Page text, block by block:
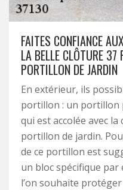
FAITES CONFIANCE
LA BELLE CLÔTURE 37
PORTILLON DE JARDIN
En extérieur, ils
portillon : un portillon
qui est accolée avec
portillon de jardin.
de ce portillon est
un bloc spécifique
l’on souhaite